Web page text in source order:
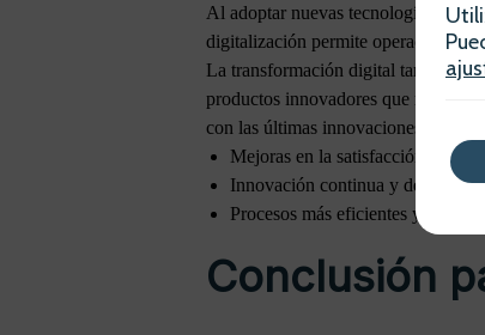
Al adoptar nuevas tecnologías, los
digitalización permite operaciones
La transformación digital también
productos innovadores que
con las últimas innovaciones en
Mejoras en la satisfacción del
Innovación continua y desarrollo
Procesos más eficientes y
Conclusión